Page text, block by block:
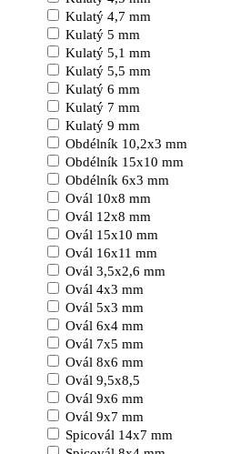
Kulatý 4,7 mm
Kulatý 5 mm
Kulatý 5,1 mm
Kulatý 5,5 mm
Kulatý 6 mm
Kulatý 7 mm
Kulatý 9 mm
Obdélník 10,2x3 mm
Obdélník 15x10 mm
Obdélník 6x3 mm
Ovál 10x8 mm
Ovál 12x8 mm
Ovál 15x10 mm
Ovál 16x11 mm
Ovál 3,5x2,6 mm
Ovál 4x3 mm
Ovál 5x3 mm
Ovál 6x4 mm
Ovál 7x5 mm
Ovál 8x6 mm
Ovál 9,5x8,5
Ovál 9x6 mm
Ovál 9x7 mm
Spicovál 14x7 mm